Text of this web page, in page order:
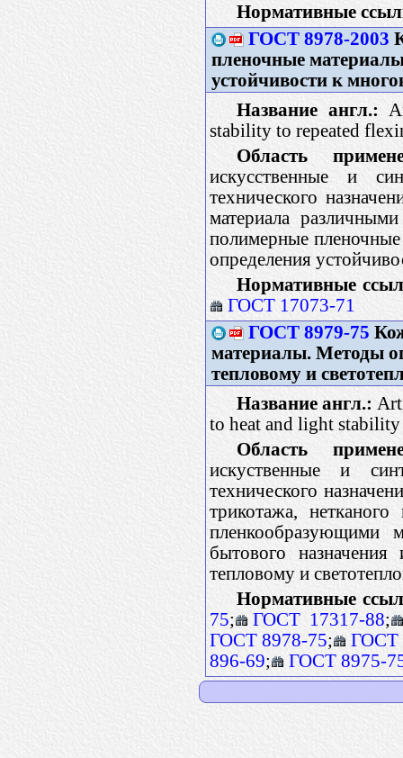
Нормативные
ГОСТ 8978-2003
пленочные
устойчивости к
Название англ.:
stability to repeated
Область
искусственные и
технического
материала
полимерные пленочные
определения
Нормативные
ГОСТ 17073-71
ГОСТ 8979-75
материалы. Методы
тепловому и
Название англ.:
to heat and light stability
Область
искуственные и
технического
трикотажа,
пленкообразующими
бытового
тепловому и
Нормативные
75; ГОСТ 17317-88;
ГОСТ 8978-75;
ГОСТ
896-69; ГОСТ 8975-